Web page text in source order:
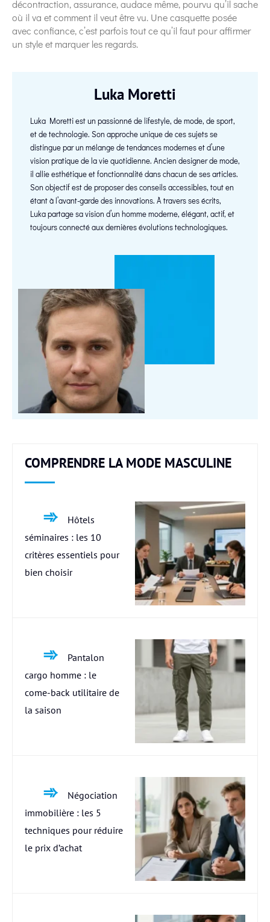
décontraction, assurance, audace même, pourvu qu’il sache
où il va et comment il veut être vu. Une casquette posée
avec confiance, c’est parfois tout ce qu’il faut pour affirmer
un style et marquer les regards.
Luka Moretti
Luka Moretti est un passionné de lifestyle, de mode, de sport,
et de technologie. Son approche unique de ces sujets se
distingue par un mélange de tendances modernes et d’une
vision pratique de la vie quotidienne. Ancien designer de mode,
il allie esthétique et fonctionnalité dans chacun de ses articles.
Son objectif est de proposer des conseils accessibles, tout en
étant à l’avant-garde des innovations. À travers ses écrits,
Luka partage sa vision d’un homme moderne, élégant, actif, et
toujours connecté aux dernières évolutions technologiques.
COMPRENDRE LA MODE MASCULINE
Hôtels
séminaires : les 10
critères essentiels pour
bien choisir
Pantalon
cargo homme : le
come-back utilitaire de
la saison
Négociation
immobilière : les 5
techniques pour réduire
le prix d’achat